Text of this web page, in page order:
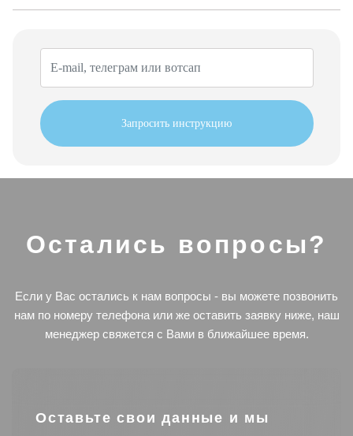
Запросить инструкцию
Остались вопросы?
Если у Вас остались к нам вопросы - вы можете позвонить
нам по номеру телефона или же оставить заявку ниже, наш
менеджер свяжется с Вами в ближайшее время.
Оставьте свои данные и мы